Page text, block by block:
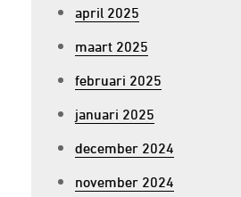
april 2025
maart 2025
februari 2025
januari 2025
december 2024
november 2024